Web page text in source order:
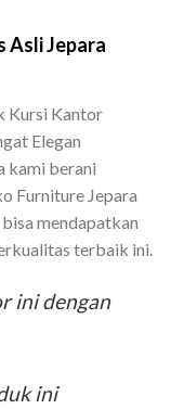
Asli Jepara
Kursi Kantor
Elegan
kami berani
Furniture Jepara
bisa mendapatkan
terbaik ini.
ini dengan
ini